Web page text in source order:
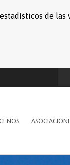
de